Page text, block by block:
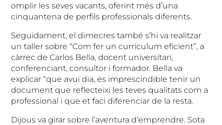
omplir les seves vacants, oferint més d’una
cinquantena de perfils professionals diferents.
Seguidament, el dimecres també s’hi va realitzar
un taller sobre “Com fer un currículum eficient”, a
càrrec de Carlos Bella, docent universitari,
conferenciant, consultor i formador. Bella va
explicar “que avui dia, és imprescindible tenir un
document que reflecteixi les teves qualitats com a
professional i que et faci diferenciar de la resta.
Dijous va girar sobre l’aventura d’emprendre. Sota